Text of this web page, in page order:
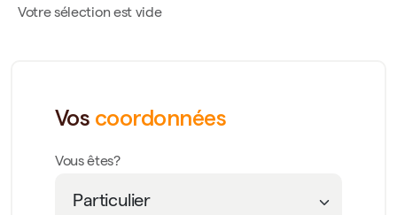
Votre sélection est vide
Vos coordonnées
Vous êtes?